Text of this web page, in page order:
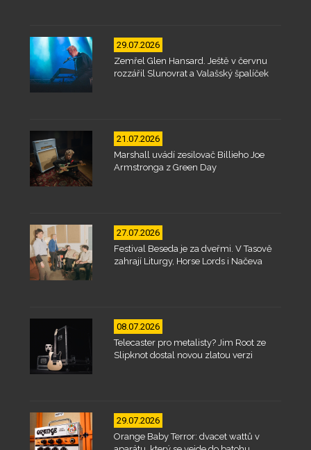
29.07.2026
Zemřel Glen Hansard. Ještě v červnu
rozzářil Slunovrat a Valašský špalíček
21.07.2026
Marshall uvádí zesilovač Billieho Joe
Armstronga z Green Day
27.07.2026
Festival Beseda je za dveřmi. V Tasově
zahrají Liturgy, Horse Lords i Načeva
08.07.2026
Telecaster pro metalisty? Jim Root ze
Slipknot dostal novou zlatou verzi
29.07.2026
Orange Baby Terror: dvacet wattů v